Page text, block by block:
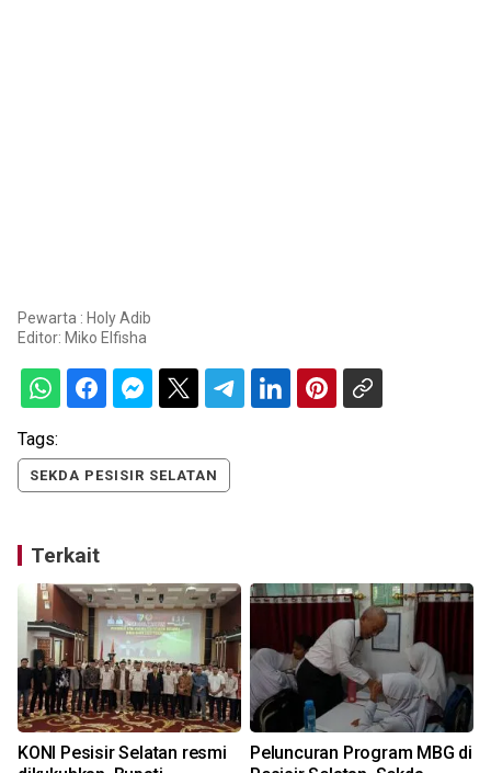
Pewarta : Holy Adib
Editor: Miko Elfisha
Tags:
SEKDA PESISIR SELATAN
Terkait
KONI Pesisir Selatan resmi
Peluncuran Program MBG di